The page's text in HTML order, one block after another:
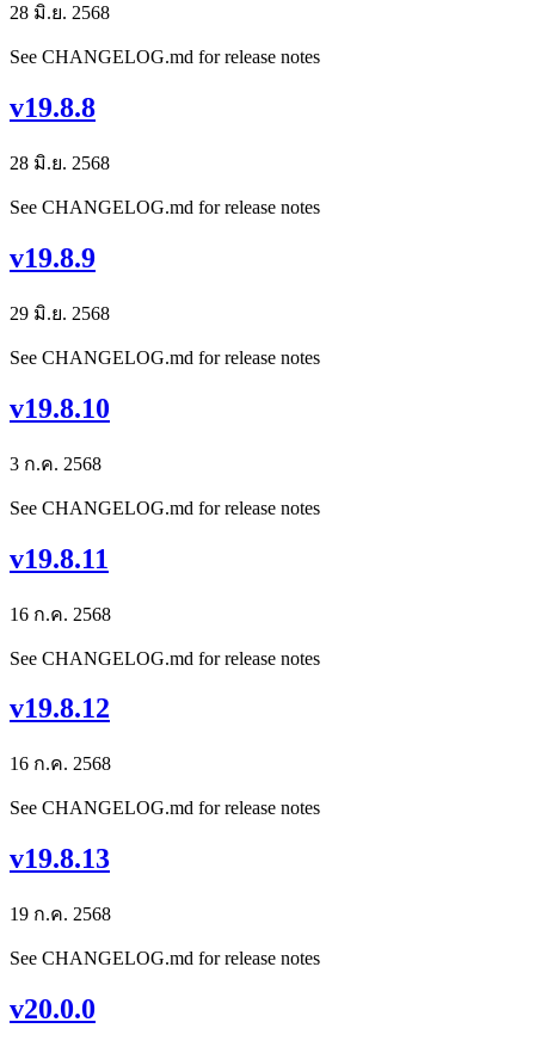
28 มิ.ย. 2568
See CHANGELOG.md for release notes
v19.8.8
28 มิ.ย. 2568
See CHANGELOG.md for release notes
v19.8.9
29 มิ.ย. 2568
See CHANGELOG.md for release notes
v19.8.10
3 ก.ค. 2568
See CHANGELOG.md for release notes
v19.8.11
16 ก.ค. 2568
See CHANGELOG.md for release notes
v19.8.12
16 ก.ค. 2568
See CHANGELOG.md for release notes
v19.8.13
19 ก.ค. 2568
See CHANGELOG.md for release notes
v20.0.0